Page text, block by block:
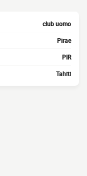
club uomo
Pirae
PIR
Tahiti